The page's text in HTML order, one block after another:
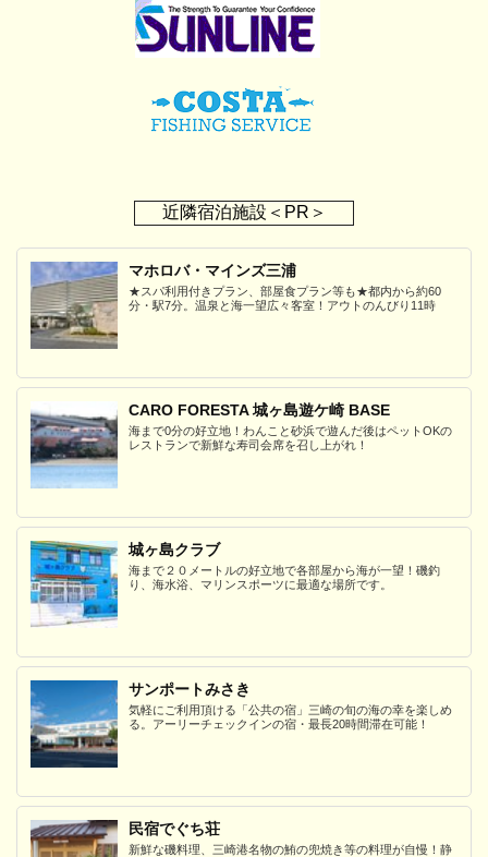
近隣宿泊施設＜PR＞
マホロバ・マインズ三浦
★スパ利用付きプラン、部屋食プラン等も★都内から約60
分・駅7分。温泉と海一望広々客室！アウトのんびり11時
CARO FORESTA 城ヶ島遊ケ崎 BASE
海まで0分の好立地！わんこと砂浜で遊んだ後はペットOKの
レストランで新鮮な寿司会席を召し上がれ！
城ヶ島クラブ
海まで２０メートルの好立地で各部屋から海が一望！磯釣
り、海水浴、マリンスポーツに最適な場所です。
サンポートみさき
気軽にご利用頂ける「公共の宿」三崎の旬の海の幸を楽しめ
る。アーリーチェックインの宿・最長20時間滞在可能！
民宿でぐち荘
新鮮な磯料理、三崎港名物の鮪の兜焼き等の料理が自慢！静